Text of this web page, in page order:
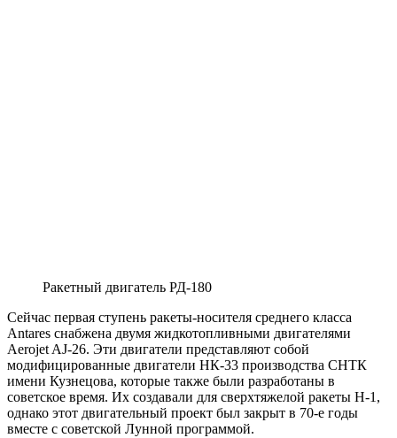
Ракетный двигатель РД-180
Сейчас первая ступень ракеты-носителя среднего класса
Antares снабжена двумя жидкотопливными двигателями
Aerojet AJ-26. Эти двигатели представляют собой
модифицированные двигатели НК-33 производства СНТК
имени Кузнецова, которые также были разработаны в
советское время. Их создавали для сверхтяжелой ракеты Н-1,
однако этот двигательный проект был закрыт в 70-е годы
вместе с советской Лунной программой.